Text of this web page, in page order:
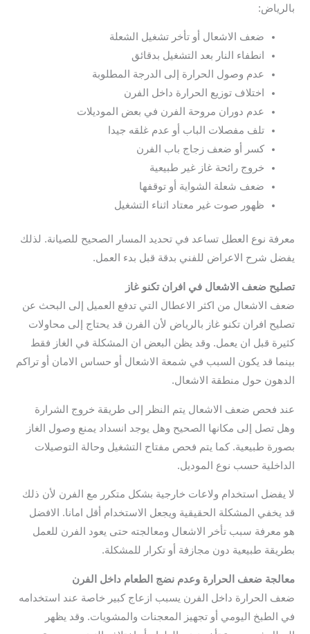
بالرياض:
ضعف الاشعال أو تأخر تشغيل الشعلة
انطفاء النار بعد التشغيل بدقائق
عدم وصول الحرارة إلى الدرجة المطلوبة
اختلاف توزيع الحرارة داخل الفرن
عدم دوران مروحة الفرن في بعض الموديلات
تلف مفصلات الباب أو عدم غلقه جيدا
كسر أو ضعف زجاج باب الفرن
خروج رائحة غاز غير طبيعية
ضعف شعلة الشواية أو توقفها
ظهور صوت غير معتاد اثناء التشغيل
معرفة نوع العطل تساعد في تحديد المسار الصحيح للصيانة. لذلك
يفضل شرح الاعراض للفني بدقة قبل بدء العمل.
تصليح ضعف الاشعال في افران تكنو غاز
ضعف الاشعال من اكثر الاعطال التي تدفع العميل إلى البحث عن
تصليح افران تكنو غاز بالرياض لأن الفرن قد يحتاج إلى محاولات
كثيرة قبل ان يعمل. وقد يظن البعض ان المشكلة في الغاز فقط
بينما قد يكون السبب في شمعة الاشعال أو حساس الامان أو تراكم
الدهون حول منطقة الاشعال.
عند فحص ضعف الاشعال يتم النظر إلى طريقة خروج الشرارة
وهل تصل إلى مكانها الصحيح وهل يوجد انسداد يمنع وصول الغاز
بصورة طبيعية. كما يتم فحص مفتاح التشغيل وحالة التوصيلات
الداخلية حسب نوع الموديل.
لا يفضل استخدام ولاعات خارجية بشكل متكرر مع الفرن لأن ذلك
قد يخفي المشكلة الحقيقية ويجعل الاستخدام أقل امانا. الافضل
هو معرفة سبب تأخر الاشعال ومعالجته حتى يعود الفرن للعمل
بطريقة طبيعية دون مجازفة أو تكرار للمشكلة.
معالجة ضعف الحرارة وعدم نضج الطعام داخل الفرن
ضعف الحرارة داخل الفرن يسبب ازعاج كبير خاصة عند استخدامه
في الطبخ اليومي أو تجهيز المعجنات والمشويات. وقد يظهر